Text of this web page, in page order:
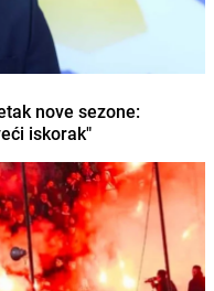
nove sezone:
iskorak"